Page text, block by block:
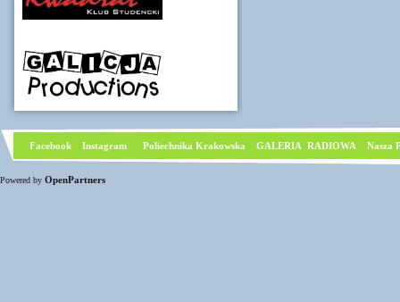
Facebook Instagram Poliechnika Krakowska GALERIA RADIOWA Nasza
Powered by OpenPartners